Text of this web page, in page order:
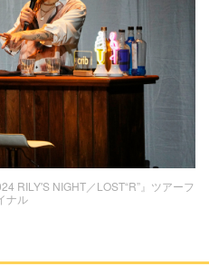
RILY'S NIGHT／LOST“R”』ツアーフ
ナル